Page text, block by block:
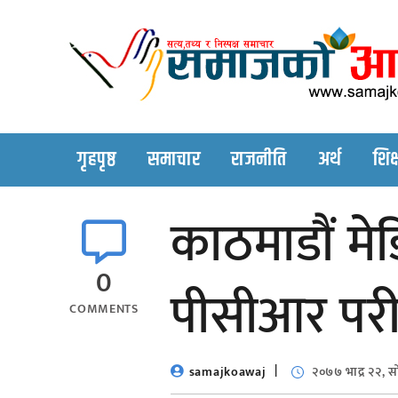
गृहपृष्ठ समाचार राजनीति अर्थ
0
COMMENTS
काठमाडौं
पीसीआर
samajkoawaj २०७७ भाद्र २२,